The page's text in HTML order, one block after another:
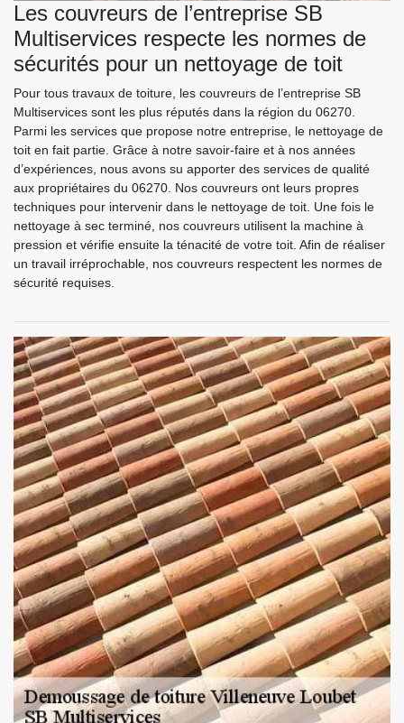
Les couvreurs de l’entreprise SB
Multiservices respecte les normes de
sécurités pour un nettoyage de toit
Pour tous travaux de toiture, les couvreurs de l’entreprise SB
Multiservices sont les plus réputés dans la région du 06270.
Parmi les services que propose notre entreprise, le nettoyage de
toit en fait partie. Grâce à notre savoir-faire et à nos années
d’expériences, nous avons su apporter des services de qualité
aux propriétaires du 06270. Nos couvreurs ont leurs propres
techniques pour intervenir dans le nettoyage de toit. Une fois le
nettoyage à sec terminé, nos couvreurs utilisent la machine à
pression et vérifie ensuite la ténacité de votre toit. Afin de réaliser
un travail irréprochable, nos couvreurs respectent les normes de
sécurité requises.